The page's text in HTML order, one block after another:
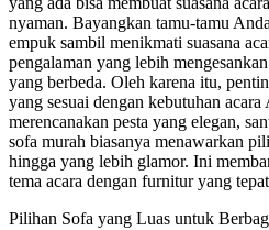
nyaman. Bayangkan tamu-tamu
empuk sambil menikmati suasana
pengalaman yang lebih
yang berbeda. Oleh karena itu,
yang sesuai dengan kebutuhan
merencanakan pesta yang elegan,
sofa murah biasanya menawarkan
hingga yang lebih glamor. Ini
tema acara dengan furnitur yang tepat
Pilihan Sofa yang Luas untuk